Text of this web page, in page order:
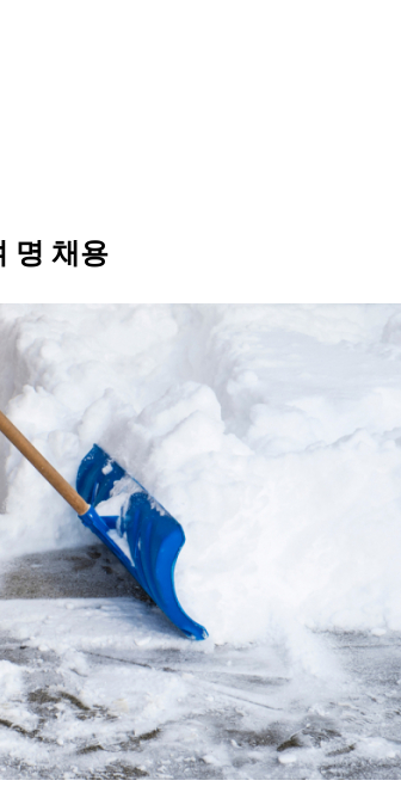
명 채용